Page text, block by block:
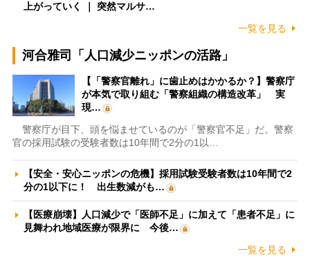
上がっていく ｜ 突然マルサ…
一覧を見る
河合雅司「人口減少ニッポンの活路」
【「警察官離れ」に歯止めはかかるか？】警察庁
が本気で取り組む「警察組織の構造改革」 実
現…
警察庁が目下、頭を悩ませているのが「警察官不足」だ。警察
官の採用試験の受験者数は10年間で2分の1以…
【安全・安心ニッポンの危機】採用試験受験者数は10年間で2
分の1以下に！ 出生数減がも…
【医療崩壊】人口減少で「医師不足」に加えて「患者不足」に
見舞われ地域医療が限界に 今後…
一覧を見る